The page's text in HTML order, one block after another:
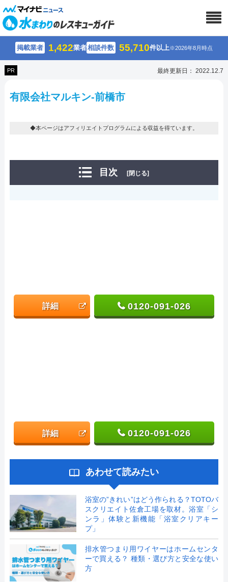
掲載業者 1,422業者相談件数 55,710件以上※2026年8月時点
PR 最終更新日： 2022.12.7
有限会社マルキン-前橋市
◆本ページはアフィリエイトプログラムによる収益を得ています。
目次 [閉じる]
詳細 0120-091-026
詳細 0120-091-026
あわせて読みたい
浴室の”きれい”はどう作られる？TOTOバ
スクリエイト佐倉工場を取材。浴室「シ
ンラ」体験と新機能「浴室クリアキー
プ」
排水管つまり用ワイヤーはホームセンタ
ーで買える？ 種類・選び方と安全な使い
方